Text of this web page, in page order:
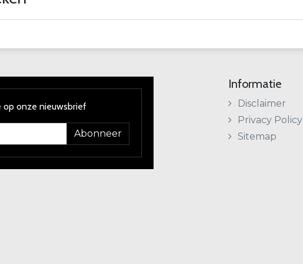
op onze nieuwsbrief
Abonneer
Informatie
Disclaimer
Privacy Policy
Sitemap